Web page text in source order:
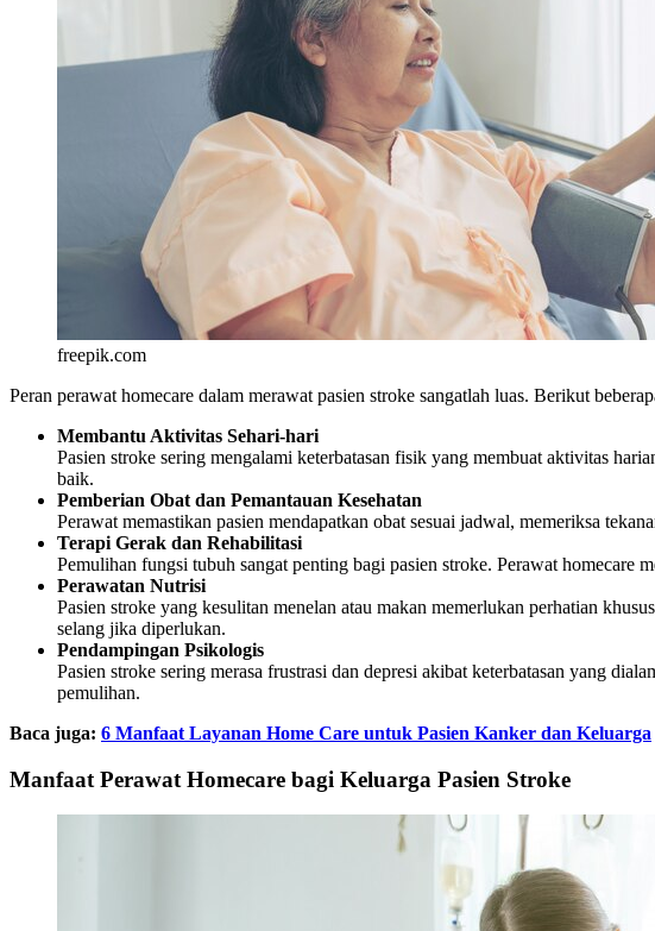
freepik.com
Peran perawat homecare dalam merawat pasien stroke sangatlah luas. Berikut
Membantu Aktivitas Sehari-hari
Pasien stroke sering mengalami keterbatasan fisik yang membuat aktivitas
baik.
Pemberian Obat dan Pemantauan Kesehatan
Perawat memastikan pasien mendapatkan obat sesuai jadwal, memeriksa
Terapi Gerak dan Rehabilitasi
Pemulihan fungsi tubuh sangat penting bagi pasien stroke. Perawat
Perawatan Nutrisi
Pasien stroke yang kesulitan menelan atau makan memerlukan perhatian
selang jika diperlukan.
Pendampingan Psikologis
Pasien stroke sering merasa frustrasi dan depresi akibat keterbatasan yang
pemulihan.
Baca juga: 6 Manfaat Layanan Home Care untuk Pasien Kanker dan Keluarga
Manfaat Perawat Homecare bagi Keluarga Pasien Stroke